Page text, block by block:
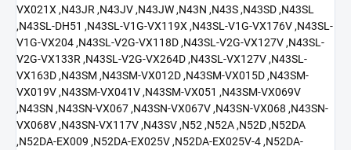
VX021X ,N43JR ,N43JV ,N43JW ,N43N ,N43S ,N43SD ,N43SL
,N43SL-DH51 ,N43SL-V1G-VX119X ,N43SL-V1G-VX176V ,N43SL-
V1G-VX204 ,N43SL-V2G-VX118D ,N43SL-V2G-VX127V ,N43SL-
V2G-VX133R ,N43SL-V2G-VX264D ,N43SL-VX127V ,N43SL-
VX163D ,N43SM ,N43SM-VX012D ,N43SM-VX015D ,N43SM-
VX019V ,N43SM-VX041V ,N43SM-VX051 ,N43SM-VX069V
,N43SN ,N43SN-VX067 ,N43SN-VX067V ,N43SN-VX068 ,N43SN-
VX068V ,N43SN-VX117V ,N43SV ,N52 ,N52A ,N52D ,N52DA
,N52DA-EX009 ,N52DA-EX025V ,N52DA-EX025V-4 ,N52DA-